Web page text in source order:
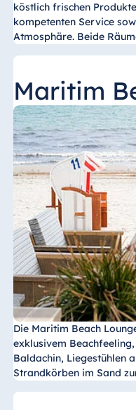
köstlich frischen
kompetenten Service
Atmosphäre. Beide
Maritim
Die Maritim Beach
exklusivem
Baldachin, Liegestühlen
Strandkörben im Sand